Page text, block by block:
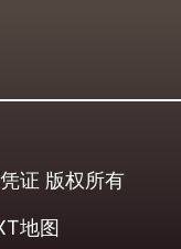
证 版权所有
地图